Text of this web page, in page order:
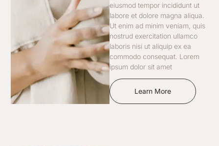
eiusmod tempor incididunt ut
labore et dolore magna aliqua.
Ut enim ad minim veniam, quis
nostrud exercitation ullamco
laboris nisi ut aliquip ex ea
commodo consequat. Lorem
ipsum dolor sit amet
Learn More